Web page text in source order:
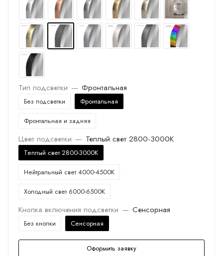
Тип подсветки — Фронтальная
Без подсветки Фронтальная
Фронтальная и задняя
Цвет подсветки — Теплый свет 2800-3000K
Теплый свет 2800-3000K
Нейтральный свет 4000-4500K
Холодный свет 6000-6500K
Кнопка включения подсветки — Сенсорная
Без кнопки Сенсорная
Оформить заявку